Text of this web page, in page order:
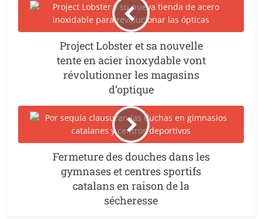
Project Lobster et sa nouvelle
tente en acier inoxydable vont
révolutionner les magasins
d’optique
Fermeture des douches dans les
gymnases et centres sportifs
catalans en raison de la
sécheresse